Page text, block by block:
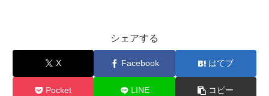
シェアする
X Facebook はてブ
Pocket LINE コピー